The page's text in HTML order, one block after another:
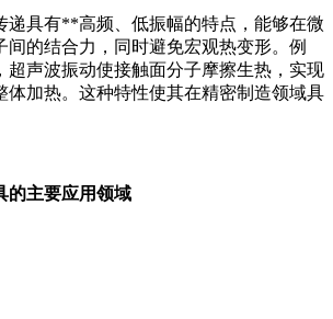
具有**高频、低振幅的特点，能够在微
间的结合力，同时避免宏观热变形。例
超声波振动使接触面分子摩擦生热，实现
体加热。这种特性使其在精密制造领域具
的主要应用领域